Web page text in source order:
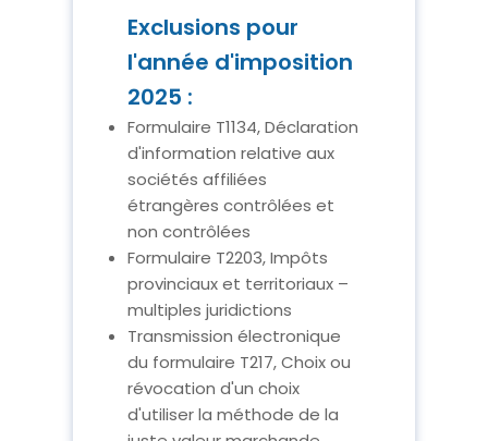
Exclusions pour
l'année d'imposition
2025 :
Formulaire T1134, Déclaration
d'information relative aux
sociétés affiliées
étrangères contrôlées et
non contrôlées
Formulaire T2203, Impôts
provinciaux et territoriaux –
multiples juridictions
Transmission électronique
du formulaire T217, Choix ou
révocation d'un choix
d'utiliser la méthode de la